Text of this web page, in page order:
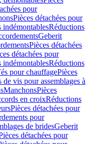
pour
Pièces détachées pour
indémontablesRéductions
Geberit
Pièces détachées
détachées pour
indémontablesRéductions
pour chauffagePièces
de vis pour assemblages à
ManchonsPièces
en croixRéductions
Pièces détachées pour
pour
de bridesGeberit
détachées pour